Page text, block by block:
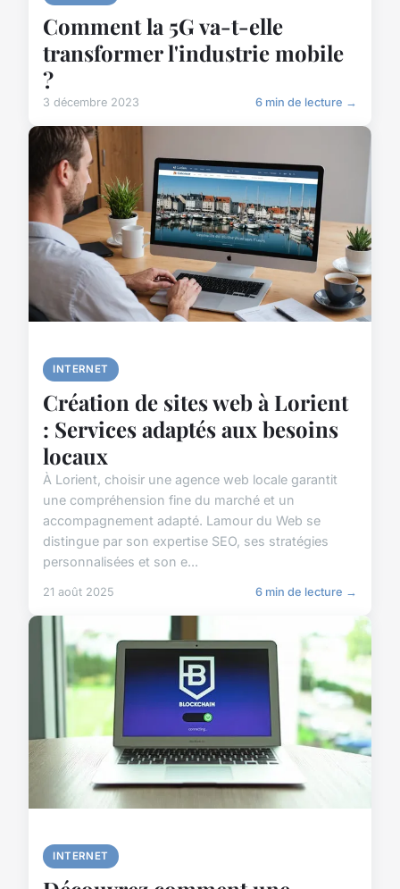
Comment la 5G va-t-elle
transformer l'industrie mobile
?
3 décembre 2023 6 min de lecture →
INTERNET
Création de sites web à Lorient
: Services adaptés aux besoins
locaux
À Lorient, choisir une agence web locale garantit
une compréhension fine du marché et un
accompagnement adapté. Lamour du Web se
distingue par son expertise SEO, ses stratégies
personnalisées et son e...
21 août 2025 6 min de lecture →
INTERNET